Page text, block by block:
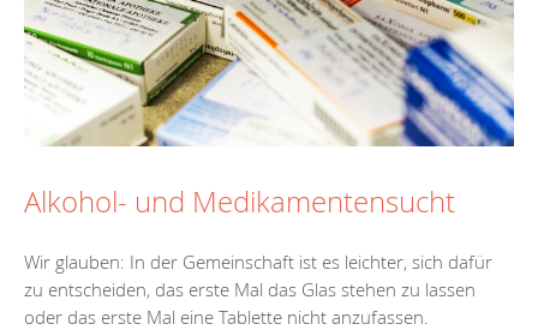
Alkohol- und Medikamentensucht
Wir glauben: In der Gemeinschaft ist es leichter, sich dafür
zu entscheiden, das erste Mal das Glas stehen zu lassen
oder das erste Mal eine Tablette nicht anzufassen.